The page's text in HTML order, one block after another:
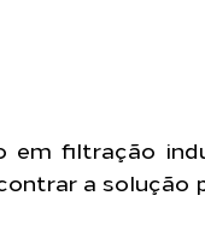
em filtração
a solução